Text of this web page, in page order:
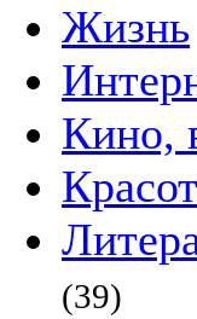
Жизнь
Кино,
(39)